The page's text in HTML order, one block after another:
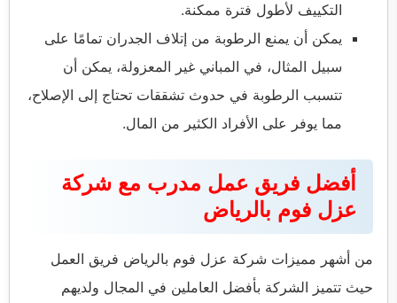
التكييف لأطول فترة ممكنة.
يمكن أن يمنع الرطوبة من إتلاف الجدران تمامًا على
سبيل المثال، في المباني غير المعزولة، يمكن أن
تتسبب الرطوبة في حدوث تشققات تحتاج إلى الإصلاح،
مما يوفر على الأفراد الكثير من المال.
أفضل فريق عمل مدرب مع شركة
عزل فوم بالرياض
من أشهر مميزات شركة عزل فوم بالرياض فريق العمل
حيث تتميز الشركة بأفضل العاملين في المجال ولديهم